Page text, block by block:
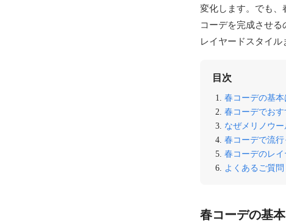
変化します。でも、
コーデを完成させる
レイヤードスタイル
目次
春コーデの基
春コーデでお
なぜメリノウ
春コーデで流
春コーデのレ
よくあるご質問
春コーデの基